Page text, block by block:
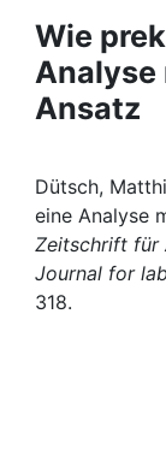
People
Awards
My FIS
Wie
Analyse
Ansatz
Dütsch,
eine Analyse
Zeitschrift für
Journal for
318.